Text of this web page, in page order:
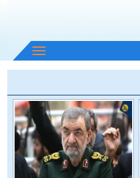
باز
و
منو